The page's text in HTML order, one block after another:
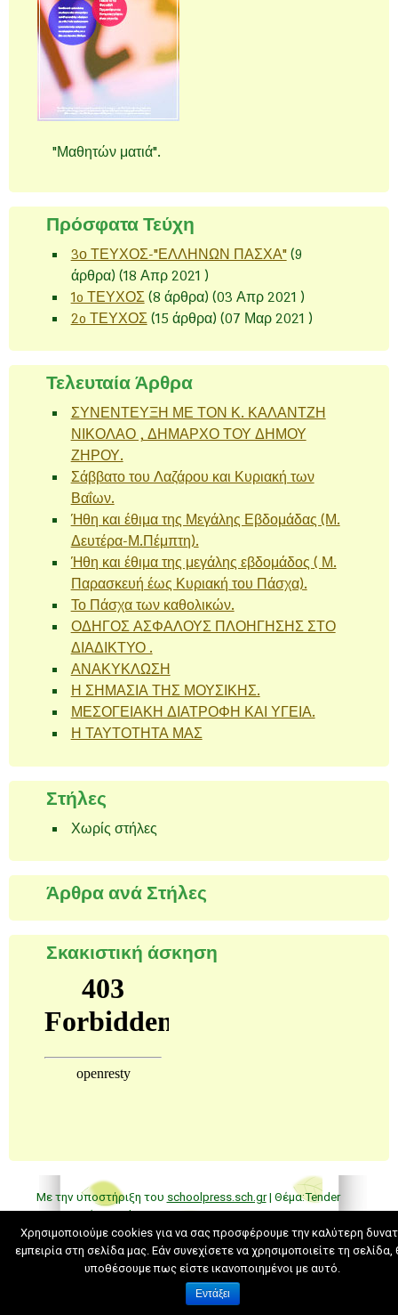
"Μαθητών ματιά".
Πρόσφατα Τεύχη
3ο ΤΕΥΧΟΣ-"ΕΛΛΗΝΩΝ ΠΑΣΧΑ"(9
άρθρα) (18 Απρ 2021 )
1o ΤΕΥΧΟΣ (8 άρθρα) (03 Απρ 2021 )
2o ΤΕΥΧΟΣ (15 άρθρα) (07 Μαρ 2021 )
Τελευταία Άρθρα
ΣΥΝΕΝΤΕΥΞΗ ΜΕ ΤΟΝ Κ. ΚΑΛΑΝΤΖΗ
ΝΙΚΟΛΑΟ , ΔΗΜΑΡΧΟ ΤΟΥ ΔΗΜΟΥ
ΖΗΡΟΥ.
Σάββατο του Λαζάρου και Κυριακή των
Βαΐων.
Ήθη και έθιμα της Μεγάλης Εβδομάδας (Μ.
Δευτέρα-Μ.Πέμπτη).
Ήθη και έθιμα της μεγάλης εβδομάδος ( Μ.
Παρασκευή έως Κυριακή του Πάσχα).
Το Πάσχα των καθολικών.
ΟΔΗΓΟΣ ΑΣΦΑΛΟΥΣ ΠΛΟΗΓΗΣΗΣ ΣΤΟ
ΔΙΑΔΙΚΤΥΟ .
ΑΝΑΚΥΚΛΩΣΗ
Η ΣΗΜΑΣΙΑ ΤΗΣ ΜΟΥΣΙΚΗΣ.
ΜΕΣΟΓΕΙΑΚΗ ΔΙΑΤΡΟΦΗ ΚΑΙ ΥΓΕΙΑ.
Η ΤΑΥΤΟΤΗΤΑ ΜΑΣ
Στήλες
Χωρίς στήλες
Άρθρα ανά Στήλες
Σκακιστική άσκηση
Με την υποστήριξη του schoolpress.sch.gr| Θέμα:Tender
Spring απόYing Zhang.
Back to top
Όροι Χρήσης schoolpress.sch.gr|Δήλωση
προσβασιμότητας
Χρησιμοποιούμε cookies για να σας προσφέρουμε την καλύτερη
εμπειρία στη σελίδα μας. Εάν συνεχίσετε να χρησιμοποιείτε τη σελίδα,
υποθέσουμε πως είστε ικανοποιημένοι με αυτό.
Εντάξει